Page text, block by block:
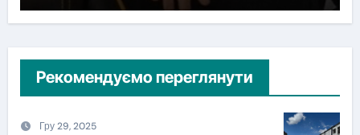
Рекомендуємо переглянути
Гру 29, 2025